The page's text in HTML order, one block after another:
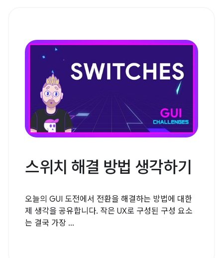
스위치 해결 방법 생각하기
오늘의 GUI 도전에서 전환을 해결하는 방법에 대한
제 생각을 공유합니다. 작은 UX로 구성된 구성 요소
는 결국 가장 ...